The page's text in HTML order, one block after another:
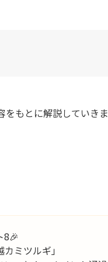
をもとに解説していき
8🎉
ミツルギ」